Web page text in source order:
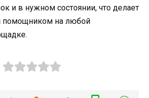
и в нужном состоянии, что делает
на любой